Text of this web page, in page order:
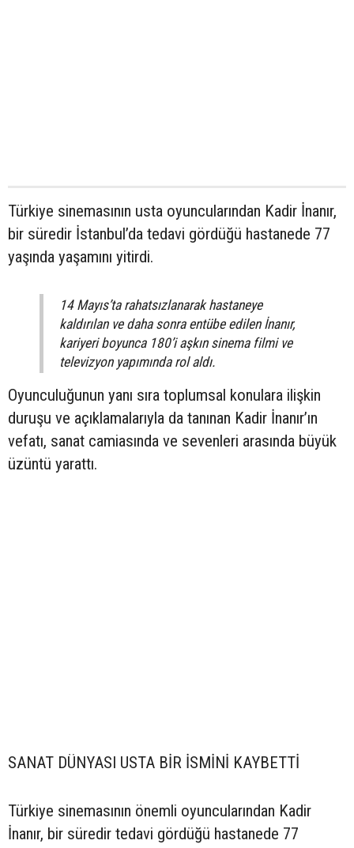
Türkiye sinemasının usta oyuncularından Kadir İnanır,
bir süredir İstanbul’da tedavi gördüğü hastanede 77
yaşında yaşamını yitirdi.
14 Mayıs’ta rahatsızlanarak hastaneye
kaldırılan ve daha sonra entübe edilen İnanır,
kariyeri boyunca 180’i aşkın sinema filmi ve
televizyon yapımında rol aldı.
Oyunculuğunun yanı sıra toplumsal konulara ilişkin
duruşu ve açıklamalarıyla da tanınan Kadir İnanır’ın
vefatı, sanat camiasında ve sevenleri arasında büyük
üzüntü yarattı.
SANAT DÜNYASI USTA BİR İSMİNİ KAYBETTİ
Türkiye sinemasının önemli oyuncularından Kadir
İnanır, bir süredir tedavi gördüğü hastanede 77